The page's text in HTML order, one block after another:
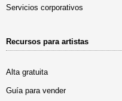
Servicios corporativos
Recursos para artistas
Alta gratuita
Guía para vender